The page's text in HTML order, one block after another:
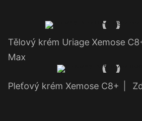
Tělový krém Uriage Xemose
Max
Pleťový krém Xemose C8+